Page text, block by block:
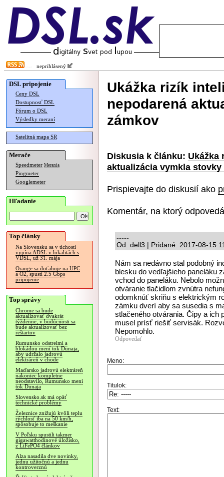
neprihlásený
DSL pripojenie
Ceny DSL
Dostupnosť DSL
Fórum o DSL
Výsledky meraní
Satelitná mapa SR
Merače
Speedmeter Merania
Pingmeter
Googlemeter
Hľadanie
Top články
Na Slovensku sa v tichosti
vypína ADSL v lokalitách s
VDSL, už 31. mája
Orange sa doťahuje na UPC
a O2, spustí 2.5 Gbps
pripojenie
Top správy
Chrome sa bude
aktualizovať dvakrát
týždenne, v budúcnosti sa
bude aktualizovať bez
reštartov
Rumunsko odstrelmi a
blokádou mení tok Dunaja,
aby udržalo jadrovú
elektráreň v chode
Maďarsko jadrovú elektráreň
nakoniec kompletne
neodstavilo, Rumunsko mení
tok Dunaja
Slovensko.sk má opäť
technické problémy
Železnice znižujú kvôli teplu
rýchlosť iba na 50 km/h,
spôsobuje to meškanie
V Poľsku spustili takmer
gigawatthodinové úložisko,
z LiFePO4 článkov
Alza nasadila dve novinky,
jednu užitočnú a jednu
kontroverznú
Ukážka rizík
nepodarená
zámkov
Diskusia k článku: Ukážka
aktualizácia vymkla stovky
Prispievajte do diskusií ako
Komentár, na ktorý
-----
Od: dell3 | Pridané: 2017-08-15
Nám sa nedávno stal podobný
blesku do vedľajšieho paneláku
vchod do paneláku. Nebolo
otváranie tlačidlom zvnútra
odomknúť skriňu s elektrickým
zámku dverí aby sa susedia s
stlačeného otvárania. Čipy a ich
musel prísť riešiť servisák.
Nepomohlo.
Odpovedať
Meno:
Titulok:
Text: